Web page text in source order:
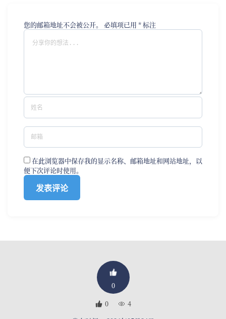
您的邮箱地址不会被公开。 必填项已用 *标注
在此浏览器中保存我的显示名称、邮箱地址和网站地址，以
便下次评论时使用。
0
0
4